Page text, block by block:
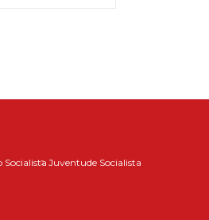
Juventude Socialista